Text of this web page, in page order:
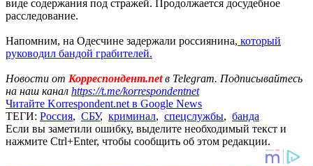
виде содержания под стражей. Продолжается досудебное
расследование.
Напомним, на Одесчине задержали россиянина, который
руководил бандой грабителей.
Новости от Корреспондент.netв Telegram. Подписывайтесь
на наш канал https://t.me/korrespondentnet
Читайте Korrespondent.net в Google News
ТЕГИ: Россия, СБУ, криминал, спецслужбы, банда
Если вы заметили ошибку, выделите необходимый текст и
нажмите Ctrl+Enter, чтобы сообщить об этом редакции.